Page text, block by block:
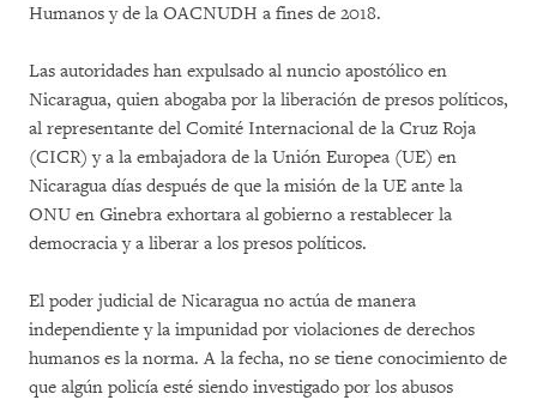
Humanos y de la OACNUDH a fines de 2018.
Las autoridades han expulsado al nuncio apostólico en
Nicaragua, quien abogaba por la liberación de presos políticos,
al representante del Comité Internacional de la Cruz Roja
(CICR) y a la embajadora de la Unión Europea (UE) en
Nicaragua días después de que la misión de la UE ante la
ONU en Ginebra exhortara al gobierno a restablecer la
democracia y a liberar a los presos políticos.
El poder judicial de Nicaragua no actúa de manera
independiente y la impunidad por violaciones de derechos
humanos es la norma. A la fecha, no se tiene conocimiento de
que algún policía esté siendo investigado por los abusos